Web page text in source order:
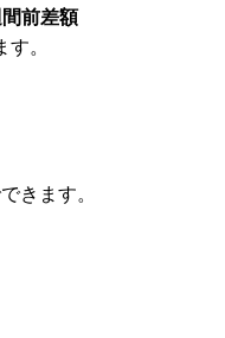
前差額
。
きます。